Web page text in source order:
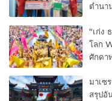
ตำนา
“เก่ง
โลก
ศักดา
มาเซ
สรุปอั